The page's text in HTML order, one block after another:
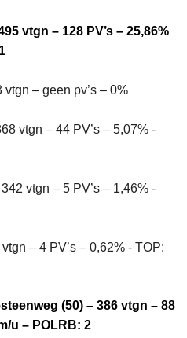
vtgn – 128 PV’s – 25,86%
– geen pv’s – 0%
vtgn – 44 PV’s – 5,07% -
vtgn – 5 PV’s – 1,46% -
– 4 PV’s – 0,62% - TOP:
(50) – 386 vtgn – 88
u – POLRB: 2